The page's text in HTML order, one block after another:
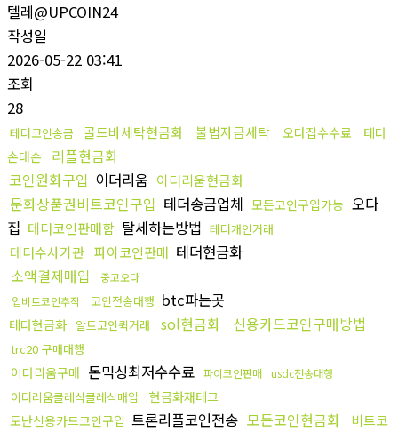
텔레@UPCOIN24
작성일
2026-05-22 03:41
조회
28
테더코인송금 골드바세탁현금화 불법자금세탁 오다집수수료
테더
손대손 리플현금화
코인원화구입 이더리움 이더리움현금화
문화상품권비트코인구입 테더송금업체 모든코인구입가능 오다
집 테더코인판매함 탈세하는방법 테더개인거래
테더수사기관 파이코인판매 테더현금화
소액결제매입
중고오다
업비트코인추적
코인전송대행 btc파는곳
테더현금화 알트코인퀵거래 sol현금화 신용카드코인구매방법
trc20 구매대행
이더리움구매 돈믹싱최저수수료 파이코인판매 usdc전송대행
이더리움클레식클레식매입
현금화재테크
도난신용카드코인구입 트론리플코인전송 모든코인현금화
비트코